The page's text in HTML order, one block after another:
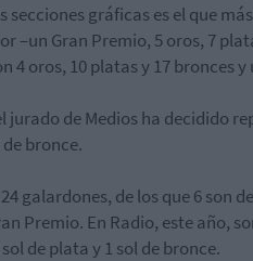
secciones gráficas es el que
–un Gran Premio, 5 oros, 7
4 oros, 10 platas y 17 bronces
jurado deMediosha decidido
bronce.
24 galardones, de los que 6 son
Premio. En Radio, este año,
de plata y 1 sol de bronce.